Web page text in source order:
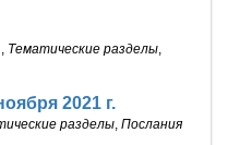
Тематические разделы
2021 г.
разделы ,Послания